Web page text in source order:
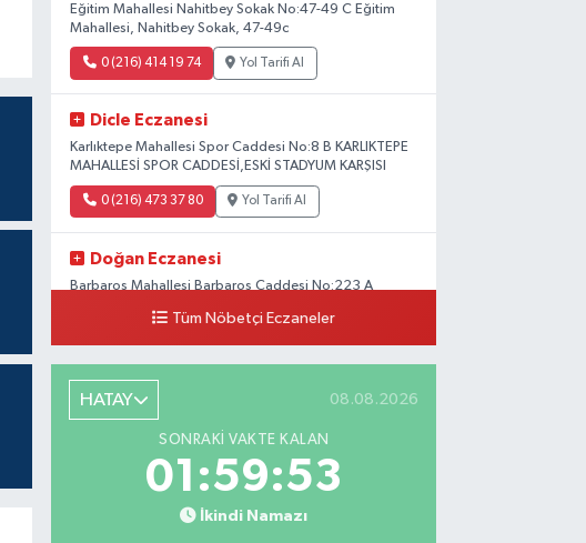
Eğitim Mahallesi Nahitbey Sokak No:47-49 C Eğitim
Mahallesi, Nahitbey Sokak, 47-49c
0 (216) 414 19 74 Yol Tarifi Al
Dicle Eczanesi
Karlıktepe Mahallesi Spor Caddesi No:8 B KARLIKTEPE
MAHALLESİ SPOR CADDESİ,ESKİ STADYUM KARŞISI
0 (216) 473 37 80 Yol Tarifi Al
Doğan Eczanesi
Barbaros Mahallesi Barbaros Caddesi No:223 A
Mali Eczanesi
Merkez Mahallesi Tüloğlu Sokak No:4 A
REŞİTPAŞACADDESİ QNB BANK SOKAĞI REŞİTPAŞA
DENİZKÖŞKLER SAĞLIK OCAĞI KARŞISI
0 (532) 711 72 17 Yol Tarifi Al
Tüm Nöbetçi Eczaneler
HATAY 08.08.2026
SONRAKI VAKTE KALAN
01:59:51
İkindi Namazı